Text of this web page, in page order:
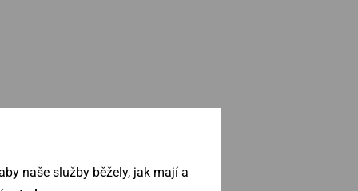
naše služby běžely, jak mají a